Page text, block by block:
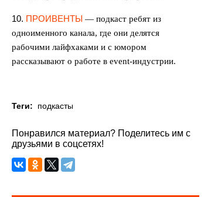
10. ПРОИВЕНТЫ — подкаст ребят из
одноименного канала, где они делятся
рабочими лайфхаками и с юмором
рассказывают о работе в event-индустрии.
Теги: подкасты
Понравился материал? Поделитесь им с
друзьями в соцсетях!